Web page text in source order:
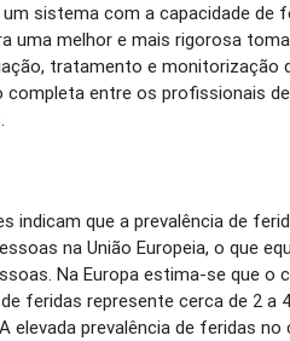
sistema com a capacidade de
uma melhor e mais rigorosa
tratamento e monitorização
completa entre os profissionais
indicam que a prevalência de
na União Europeia, o que
Na Europa estima-se que o
feridas represente cerca de 2 a
elevada prevalência de feridas